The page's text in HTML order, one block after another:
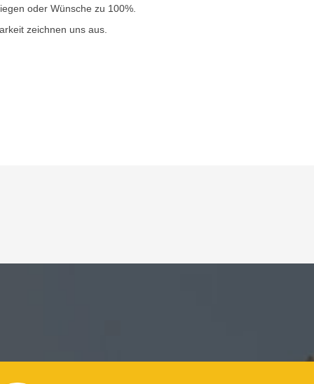
oder Wünsche zu 100%.
zeichnen uns aus.